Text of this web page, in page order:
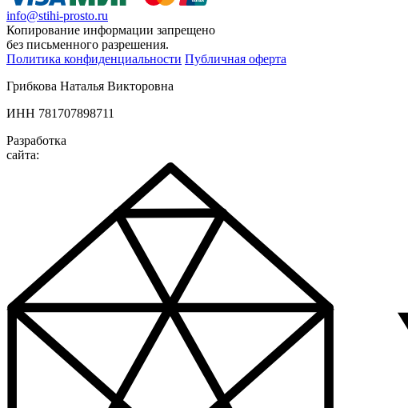
info@stihi-prosto.ru
Копирование информации запрещено
без письменного разрешения.
Политика конфиденциальности Публичная оферта
Грибкова Наталья Викторовна
ИНН 781707898711
Разработка
сайта: